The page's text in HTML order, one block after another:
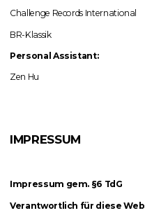
Challenge Records International
BR-Klassik
Personal Assistant:
Zen Hu
IMPRESSUM
Impressum gem. §6 TdG
Verantwortlich für diese